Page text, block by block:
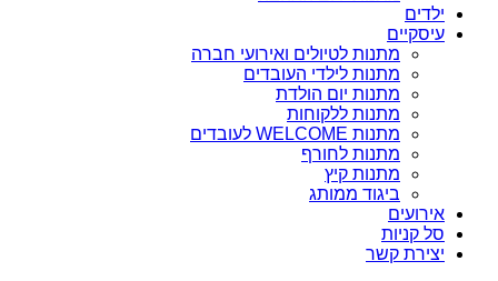
ילדים
עיסקיים
מתנות לטיולים ואירועי חברה
מתנות לילדי העובדים
מתנות יום הולדת
מתנות ללקוחות
מתנות WELCOME לעובדים
מתנות לחורף
מתנות קיץ
ביגוד ממותג
אירועים
סל קניות
יצירת קשר